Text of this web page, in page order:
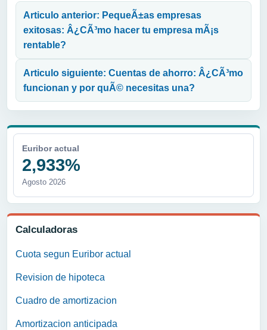
Euribor actual
2,933%
Agosto 2026
Calculadoras
Cuota segun Euribor actual
Revision de hipoteca
Cuadro de amortizacion
Amortizacion anticipada
Articulo anterior: PequeÃ±as empresas
exitosas: Â¿CÃ³mo hacer tu empresa mÃ¡s
rentable?
Articulo siguiente: Cuentas de ahorro: Â¿CÃ³mo
funcionan y por quÃ© necesitas una?